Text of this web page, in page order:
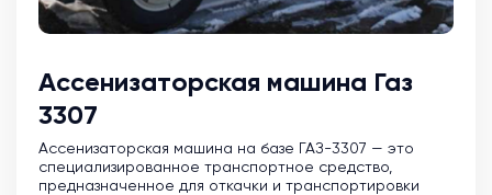
Ассенизаторская машина Газ
3307
Ассенизаторская машина на базе ГАЗ-3307 — это
специализированное транспортное средство,
предназначенное для откачки и транспортировки